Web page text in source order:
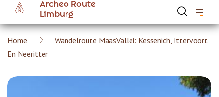
Overslaan
naar
inhoud
Archeo Route
Limburg
Kruimelpad
Home
Wandelroute MaasVallei: Kessenich, Ittervoort
En Neeritter